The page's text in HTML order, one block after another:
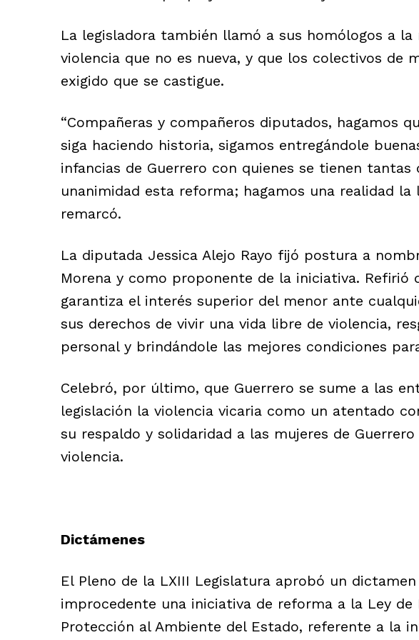
La legisladora también llamó a sus homólogos a
violencia que no es nueva, y que los colectivos de
exigido que se castigue.
“Compañeras y compañeros diputados, hagamos
siga haciendo historia, sigamos entregándole
infancias de Guerrero con quienes se tienen tantas
unanimidad esta reforma; hagamos una realidad la
remarcó.
La diputada Jessica Alejo Rayo fijó postura a
Morena y como proponente de la iniciativa. Refirió
garantiza el interés superior del menor ante
sus derechos de vivir una vida libre de violencia,
personal y brindándole las mejores condiciones
Celebró, por último, que Guerrero se sume a las
legislación la violencia vicaria como un atentado
su respaldo y solidaridad a las mujeres de
violencia.
Dictámenes
El Pleno de la LXIII Legislatura aprobó un
improcedente una iniciativa de reforma a la Ley
Protección al Ambiente del Estado, referente a la